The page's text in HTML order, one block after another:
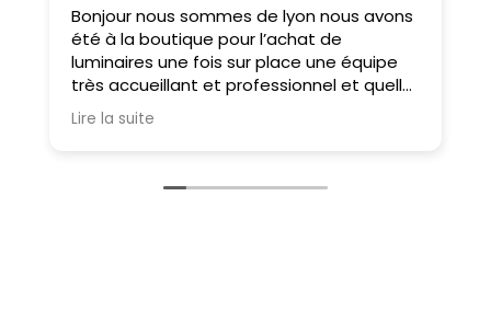
Bonjour nous sommes de lyon nous avons
été à la boutique pour l’achat de
luminaires une fois sur place une équipe
très accueillant et professionnel et quelle
choix on ne sait pas où donner de la tête
tellement il y a des choses magnifiques
Lire la suite